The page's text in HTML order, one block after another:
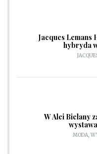
Jacques
hybryda
W Alei Bielany
MODA,